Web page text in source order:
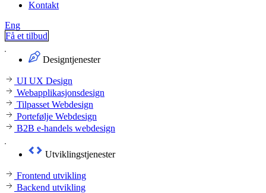
Kontakt
Eng
Få et tilbud
Designtjenester
UI UX Design
Webapplikasjonsdesign
Tilpasset Webdesign
Portefølje Webdesign
B2B e-handels webdesign
Utviklingstjenester
Frontend utvikling
Backend utvikling